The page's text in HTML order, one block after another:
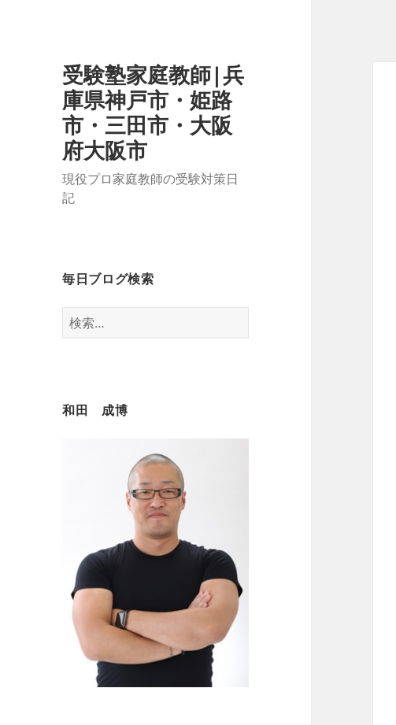
受験塾家庭教師|兵
庫県神戸市・姫路
市・三田市・大阪
府大阪市
現役プロ家庭教師の受験対策日
記
毎日ブログ検索
検
索:
和田 成博